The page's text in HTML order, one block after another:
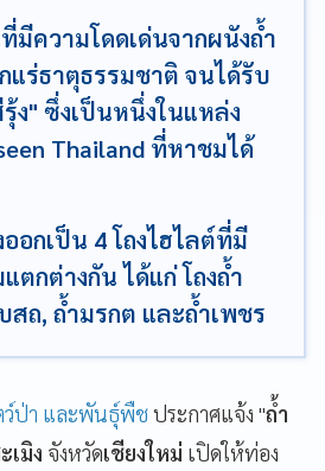
มีความโดดเด่นจากผนังถ้ำ
แร่ธาตุธรรมชาติ จนได้รับ
ง" ซึ่งเป็นหนึ่งในแหล่ง
Thailand ที่หาชมได้
อกเป็น 4 โถงไฮไลต์ที่มี
ตกต่างกัน ได้แก่ โถงถ้ำ
สถ, ถ้ำมรกต และถ้ำเพชร
ว์ป่า และพันธุ์พืชประกาศแจ้ง "ถ้ำ
เมิง จังหวัดเชียงใหม่ เปิดให้ท่อง